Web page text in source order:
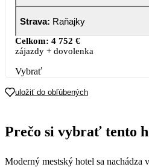
Strava: Raňajky
Celkom: 4 752 €
zájazdy + dovolenka
Vybrať
uložiť do obľúbených
Prečo si vybrať tento
Moderný mestský hotel sa nachádza